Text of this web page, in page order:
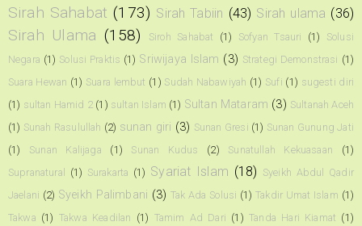
Sirah Sahabat (173) Sirah Tabiin (43) Sirah ulama (36)
Sirah Ulama (158) Siroh Sahabat (1) Sofyan Tsauri (1)
Solusi
Negara (1) Solusi Praktis (1) Sriwijaya Islam (3) Strategi Demonstrasi (1)
Suara Hewan (1) Suara lembut (1) Sudah Nabawiyah (1) Sufi (1) sugesti diri
(1) sultan Hamid 2 (1) sultan Islam (1) Sultan Mataram (3) Sultanah Aceh
(1) Sunah Rasulullah (2) sunan giri (3) Sunan Gresi (1) Sunan Gunung Jati
(1)
Sunan Kalijaga (1) Sunan Kudus (2) Sunatullah Kekuasaan
(1)
Supranatural
(1) Surakarta (1) Syariat Islam (18) Syeikh Abdul Qadir
Jaelani (2) Syeikh Palimbani (3) Tak Ada Solusi (1) Takdir Umat Islam (1)
Takwa (1) Takwa Keadilan (1) Tamim Ad Dari (1) Tanda Hari Kiamat (1)